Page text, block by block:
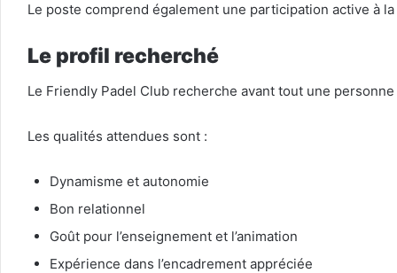
Le poste comprend également une participation active à
Le profil recherché
Le Friendly Padel Club recherche avant tout une
Les qualités attendues sont :
Dynamisme et autonomie
Bon relationnel
Goût pour l’enseignement et l’animation
Expérience dans l’encadrement appréciée